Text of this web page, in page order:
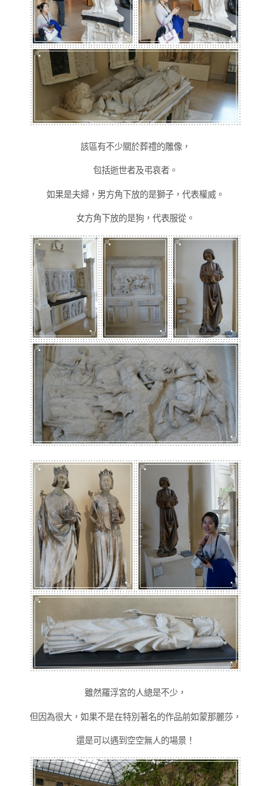
該區有不少關於葬禮的雕像，
包括逝世者及弔哀者。
如果是夫婦，男方角下放的是獅子，代表權威。
女方角下放的是狗，代表服從。
雖然羅浮宮的人總是不少，
但因為很大，如果不是在特別著名的作品前如蒙那麗莎，
還是可以遇到空空無人的場景！